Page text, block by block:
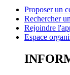
Proposer un
Rechercher
Rejoindre
Espace